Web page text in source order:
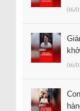
06/
06/